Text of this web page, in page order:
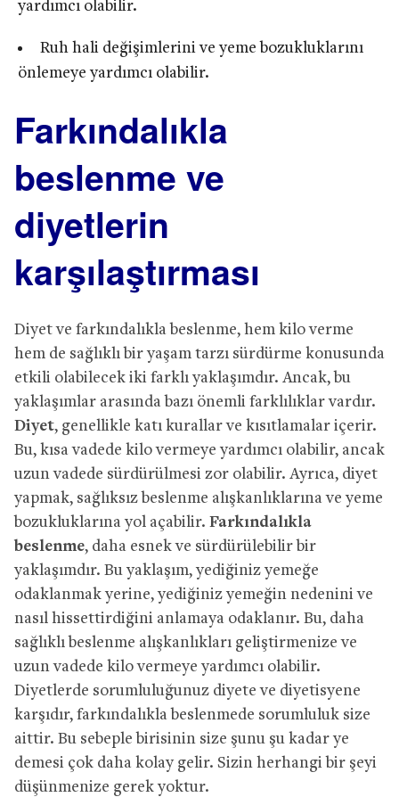
yardımcı olabilir.
Ruh hali değişimlerini ve yeme bozukluklarını
önlemeye yardımcı olabilir.
Farkındalıkla
beslenme ve
diyetlerin
karşılaştırması
Diyet ve farkındalıkla beslenme, hem kilo verme
hem de sağlıklı bir yaşam tarzı sürdürme konusunda
etkili olabilecek iki farklı yaklaşımdır. Ancak, bu
yaklaşımlar arasında bazı önemli farklılıklar vardır.
Diyet, genellikle katı kurallar ve kısıtlamalar içerir.
Bu, kısa vadede kilo vermeye yardımcı olabilir, ancak
uzun vadede sürdürülmesi zor olabilir. Ayrıca, diyet
yapmak, sağlıksız beslenme alışkanlıklarına ve yeme
bozukluklarına yol açabilir. Farkındalıkla
beslenme, daha esnek ve sürdürülebilir bir
yaklaşımdır. Bu yaklaşım, yediğiniz yemeğe
odaklanmak yerine, yediğiniz yemeğin nedenini ve
nasıl hissettirdiğini anlamaya odaklanır. Bu, daha
sağlıklı beslenme alışkanlıkları geliştirmenize ve
uzun vadede kilo vermeye yardımcı olabilir.
Diyetlerde sorumluluğunuz diyete ve diyetisyene
karşıdır, farkındalıkla beslenmede sorumluluk size
aittir. Bu sebeple birisinin size şunu şu kadar ye
demesi çok daha kolay gelir. Sizin herhangi bir şeyi
düşünmenize gerek yoktur.